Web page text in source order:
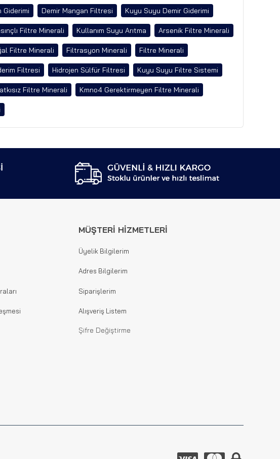
Giderimi Demir Mangan Filtresi Kuyu Suyu Demir Giderimi
Filtre Minerali Kullanım Suyu Arıtma Arsenik Filtre Minerali
Filtre Minerali Filtrasyon Minerali Filtre Minerali
Filtresi Hidrojen Sülfür Filtresi Kuyu Suyu Filtre Sistemi
Filtre Minerali Kmno4 Gerektirmeyen Filtre Minerali
MÜŞTERİ HİZMETLERİ
Üyelik Bilgilerim
Adres Bilgilerim
Siparişlerim
Alışveriş Listem
Şifre Değiştirme